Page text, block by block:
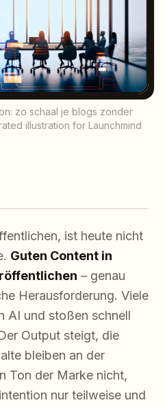
zo schaal je blogs zonder
illustration for Launchmind
ist heute nicht
Guten Content in
– genau
Herausforderung. Viele
AI und stoßen schnell
Output steigt, die
bleiben an der
Ton der Marke nicht,
nur teilweise und